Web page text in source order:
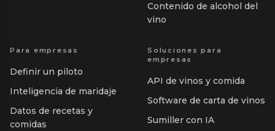
Contenido de alcohol del
vino
Para empresas
Definir un piloto
Inteligencia de maridaje
Datos de recetas y
comidas
Soluciones para
empresas
API de vinos y comida
Software de carta de vinos
Sumiller con IA